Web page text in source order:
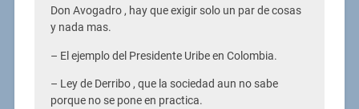
Don Avogadro , hay que exigir solo un par de cosas
y nada mas.
– El ejemplo del Presidente Uribe en Colombia.
– Ley de Derribo , que la sociedad aun no sabe
porque no se pone en practica.